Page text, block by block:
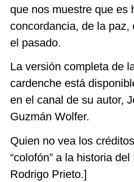
que nos muestre que es
concordancia, de la paz,
el pasado.
La versión completa de
cardenche está
en el canal de su autor,
Guzmán Wolfer.
Quien no vea los
“colofón” a la historia
Rodrigo Prieto.]